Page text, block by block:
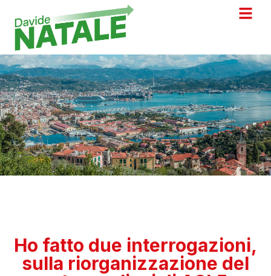
Ho fatto due interrogazioni,
sulla riorganizzazione del